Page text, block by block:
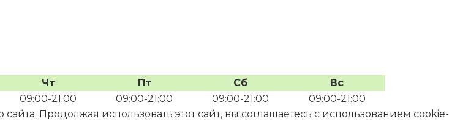
Чт Пт Сб
Вс
09:00-21:00 09:00-21:00 09:00-21:00
09:00-21:00
Продолжая использовать этот сайт, вы соглашаетесь с использованием cookie-